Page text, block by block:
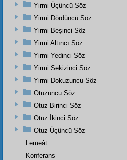
Yirmi Üçüncü Söz
Yirmi Dördüncü Söz
Yirmi Beşinci Söz
Yirmi Altıncı Söz
Yirmi Yedinci Söz
Yirmi Sekizinci Söz
Yirmi Dokuzuncu Söz
Otuzuncu Söz
Otuz Birinci Söz
Otuz İkinci Söz
Otuz Üçüncü Söz
Lemeât
Konferans